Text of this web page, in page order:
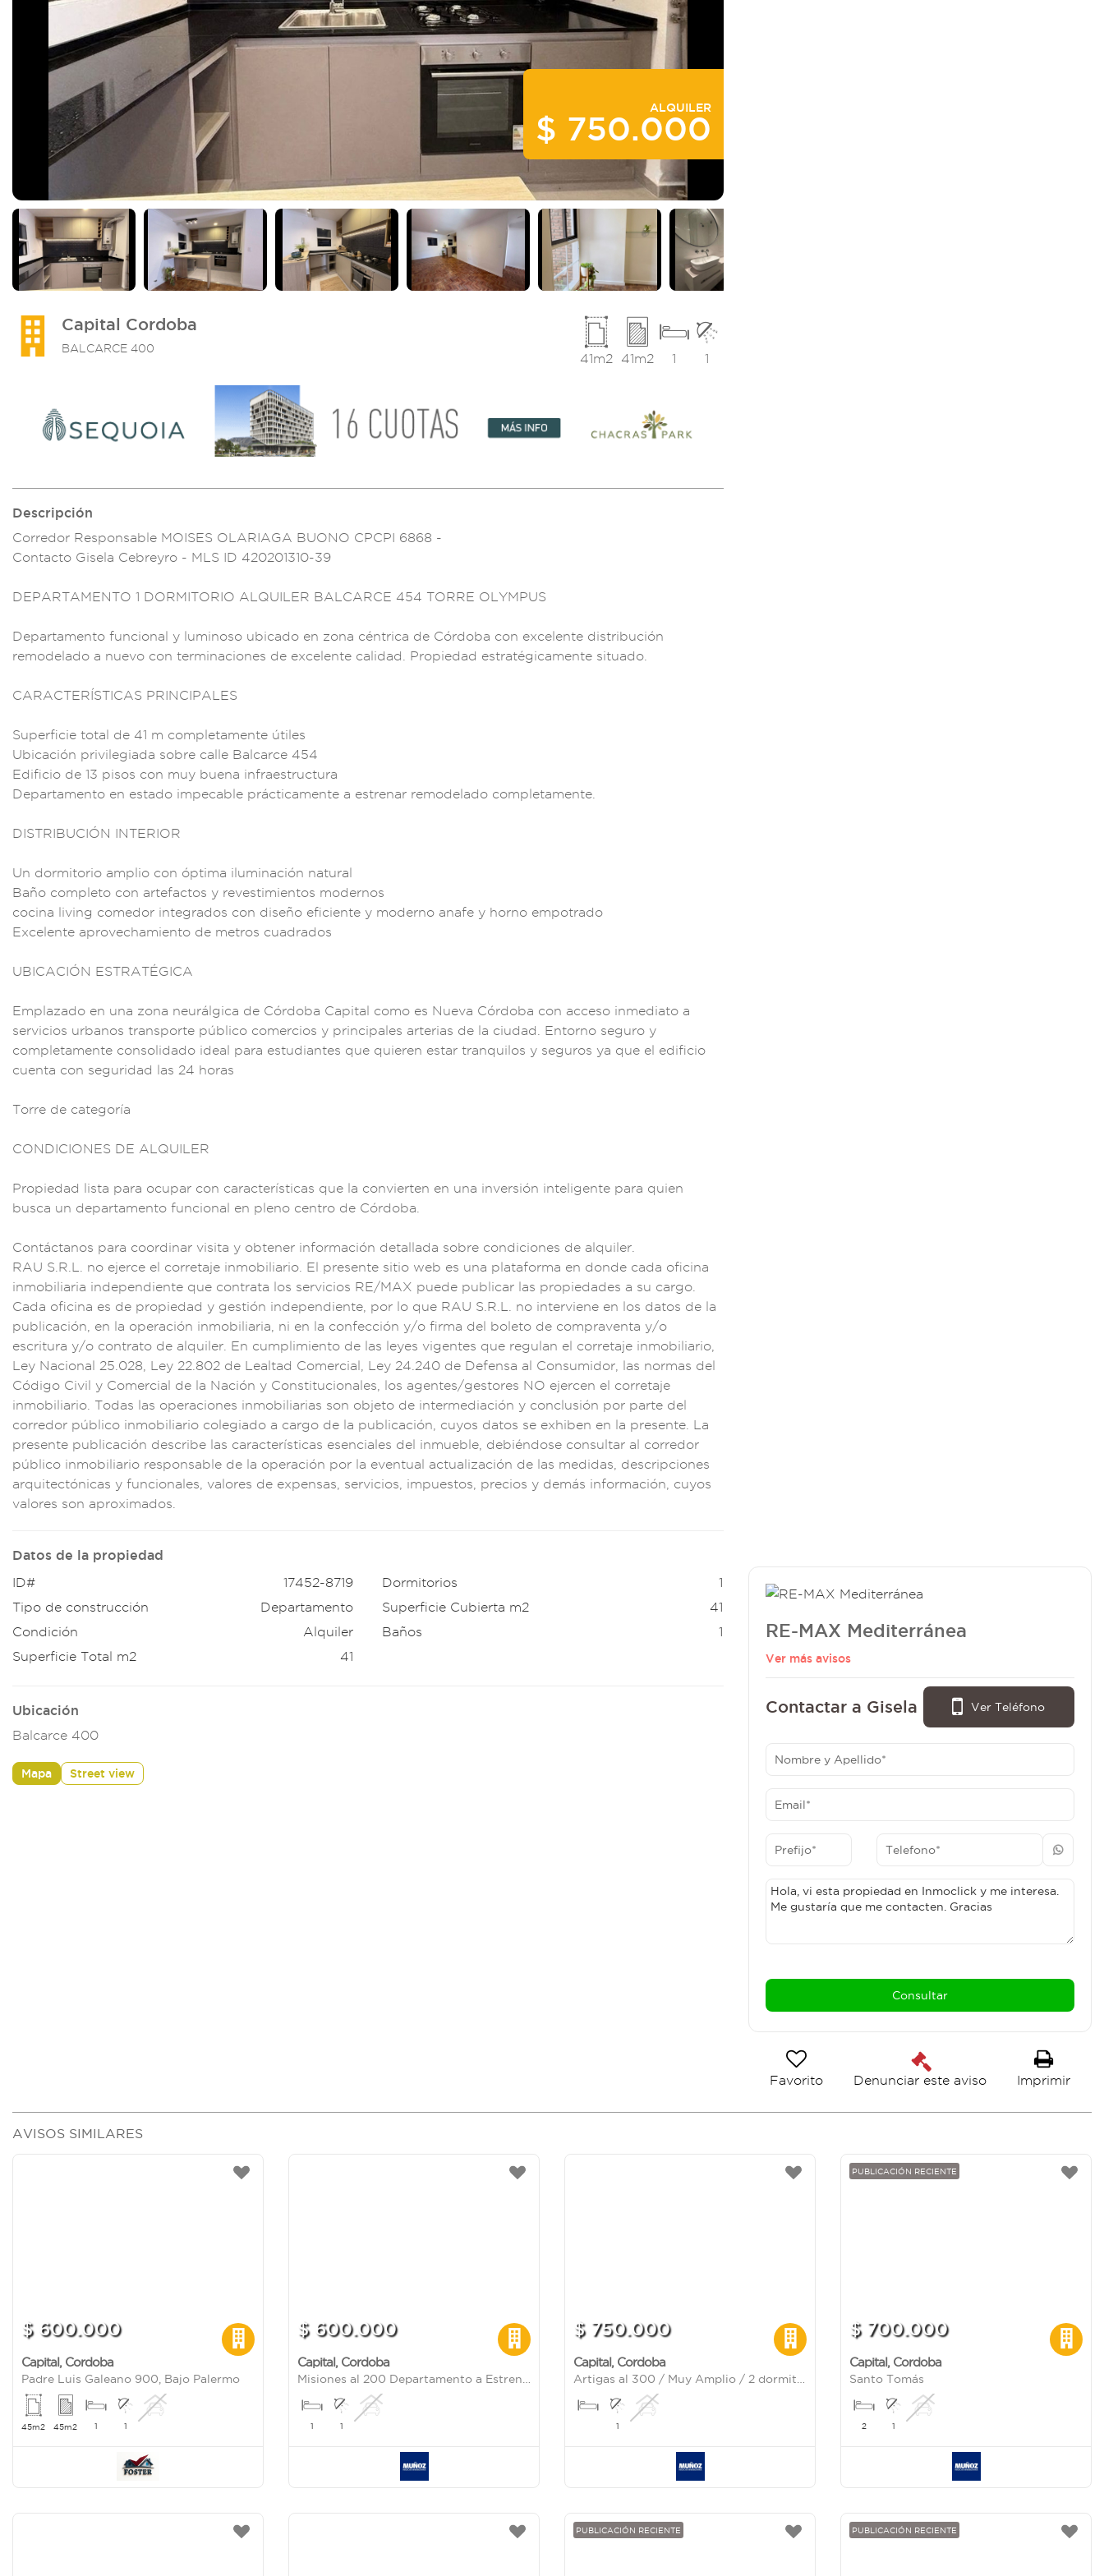
ALQUILER
$ 750.000
Capital Cordoba
BALCARCE 400
1
1
41m2
41m2
Descripción
Corredor Responsable MOISES OLARIAGA BUONO CPCPI 6868 -
Contacto Gisela Cebreyro - MLS ID 420201310-39
DEPARTAMENTO 1 DORMITORIO ALQUILER BALCARCE 454 TORRE OLYMPUS
Departamento funcional y luminoso ubicado en zona céntrica de Córdoba con excelente distribución
remodelado a nuevo con terminaciones de excelente calidad. Propiedad estratégicamente situado.
CARACTERÍSTICAS PRINCIPALES
Superficie total de 41 m completamente útiles
Ubicación privilegiada sobre calle Ba lcarce 454
Edificio de 13 pisos con muy buena infraestructura
Departamento en estado impecable prácticamente a estrenar remodelado completamente.
DISTRIBUCIÓN INTERIOR
Un dormitorio amplio con óptima i luminación natural
Baño completo con artefactos y revestimientos modernos
cocina living comedor integrados con diseño eficiente y moderno anafe y horno empotrado
Exce lente aprovechamiento de metros cuadrados
UBICACIÓN ESTRATÉGICA
Emplazado en una zona neurálgica de Córdoba Capital como es Nueva Córdoba con acceso inmediato a
servicios urbanos transporte público comercios y principales arterias de la ciudad. Entorno seguro y
compl etamente consolidado ideal para estudiantes que quieren estar tranquilos y seguros ya que el edificio
cuenta con seguridad las 24 horas
Torre de categoría
CONDICIONES DE ALQUILER
Propiedad lista para ocupar con características que la convierten en una inversión inteligente para quien
busca un departamento funcional en pleno centro de Córdoba.
Contáctanos para coordinar visita y obtener información detallada sobre condiciones de alquiler.
RAU S.R.L
. no ejerce el corretaje inmobiliario. El presente sitio web es una plataforma en donde cada oficina
inmobiliaria independiente que contrata los servicios RE/MAX puede publicar las propiedades a su cargo.
Cada oficina es de propiedad y gestión independiente , por lo que RAU S.R.L. no interviene en los datos de la
publicación, en la operación inmobiliaria, ni en la confección y/o firma de l boleto de compraventa y/o
escritura y/o contrato de alquiler. En cumpl imiento de las leyes vigentes que regulan el corretaje inmobiliario,
Ley Nacional 25.028, Ley 22.802 de Lealtad Comercial, Ley 24.240 de Defensa al Consumidor , las normas de
Código Civil y Comercial de la Nación y Constitucionales , los agentes/gestores NO ejercen el corretaje
inmobiliario. Todas las operaciones inmobiliarias son objeto de intermediación y conclusión por parte del
corredor público inmobiliario colegiado a cargo de la publicación, cuyos datos se exhiben en la presente. La
presente publicación describe las características esenciales del inmueble, debiéndose consu ltar al corredor
púb lico inmobiliario responsable de la operación por la eventual actualización de las medidas, descripciones
arquitectónicas y funciona les, valores de expensas, servicios , impuestos, precios y demás información,
cuyos
valores son aproximados.
Datos de la propiedad
ID#
17452-8719
Tipo de construcción
Departamento
Condición
Alquiler
Superficie Total m2
41
Dormitorios
1
Superficie Cubierta m2
41
Baños
1
Ubicación
Balcarce 400
Mapa Street view
RE-MAX Mediterránea
Ver más avisos
Ver Teléfono
Contactar a Gisela Cebreyro:
- (0351) 15-619-4039
Favorito Denunciar este aviso Imprimir
AVISOS SIMILARES
$ 600.000
Capital, Cordoba
Padre Luis Galeano 900, Bajo Palermo
45m2 45m2 1 1
$ 600.000
Capital, Cordoba
1 1
$ 750.000
Capital, Cordoba
1
PUBLICACIÓN RECIENTE
$ 700.000
Capital, Cordoba
Santo Tomás
2 1
PUBLICACIÓN RECIENTE PUBLICACIÓN RECIENTE